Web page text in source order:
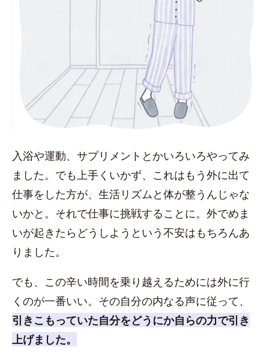
入浴や運動、サプリメントとかいろいろやってみ
ました。でも上手くいかず、これはもう外に出て
仕事をした方が、生活リズムと体が整うんじゃな
いかと。それで仕事に挑戦することに。外でめま
いが起きたらどうしようという不安はもちろんあ
りました。
でも、この辛い時間を乗り越えるためには外に行
くのが一番いい。その自分の内なる声に従って、
引きこもっていた自分をどうにか自らの力で引き
上げました。